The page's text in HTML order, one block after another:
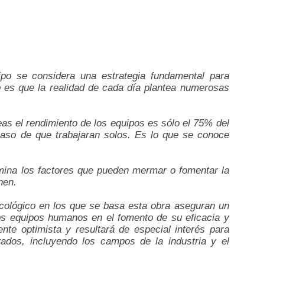
se considera una estrategia fundamental para
que la realidad de cada día plantea numerosas
el rendimiento de los equipos es sólo el 75% del
de que trabajaran solos. Es lo que se conoce
los factores que pueden mermar o fomentar la
en los que se basa esta obra aseguran un
equipos humanos en el fomento de su eficacia y
optimista y resultará de especial interés para
incluyendo los campos de la industria y el